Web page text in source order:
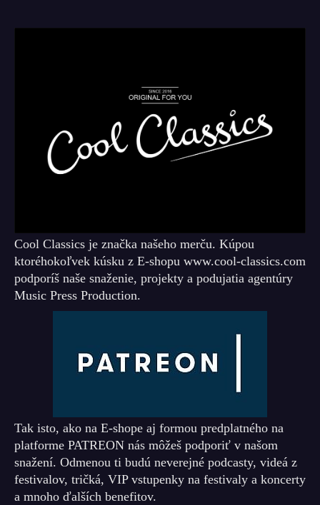
Cool Classics je značka našeho merču. Kúpou
ktoréhokoľvek kúsku z E-shopu www.cool-classics.com
podporíš naše snaženie, projekty a podujatia agentúry
Music Press Production.
Tak isto, ako na E-shope aj formou predplatného na
platforme PATREON nás môžeš podporiť v našom
snažení. Odmenou ti budú neverejné podcasty, videá z
festivalov, tričká, VIP vstupenky na festivaly a koncerty
a mnoho ďalších benefitov.